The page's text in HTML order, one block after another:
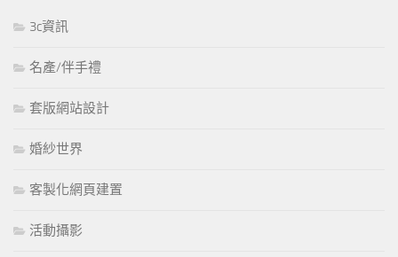
3c資訊
名產/伴手禮
套版網站設計
婚紗世界
客製化網頁建置
活動攝影